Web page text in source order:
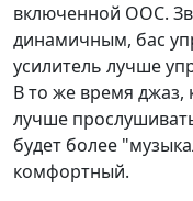
включенной ООС.
динамичным, бас
усилитель лучше
В то же время джаз,
лучше
будет более
комфортный.